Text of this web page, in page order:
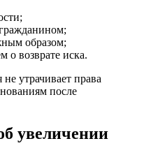
образом;
о возврате иска.
утрачивает права
после
увеличении